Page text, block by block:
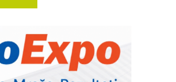
- više od 40 godina
u industriji
ADVANCED INDICATOR
signalizacija za efikasnije